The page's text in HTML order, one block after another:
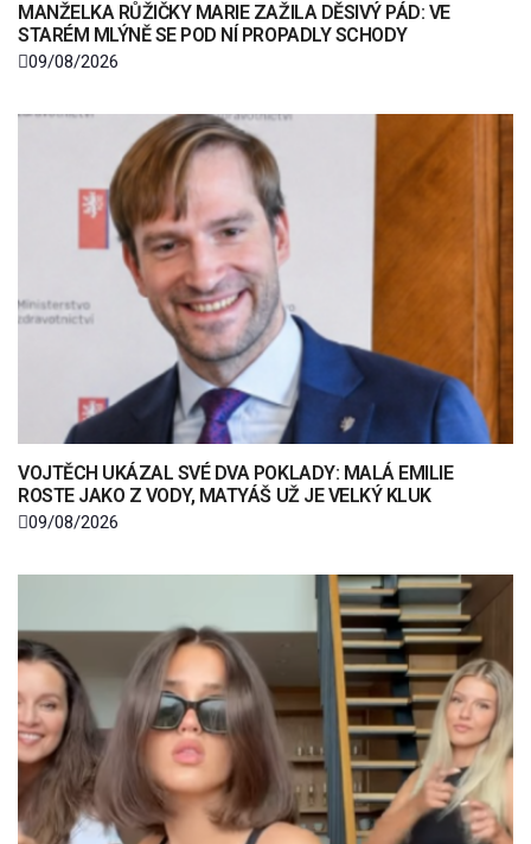
MANŽELKA RŮŽIČKY MARIE ZAŽILA DĚSIVÝ PÁD: VE
STARÉM MLÝNĚ SE POD NÍ PROPADLY SCHODY
09/08/2026
VOJTĚCH UKÁZAL SVÉ DVA POKLADY: MALÁ EMILIE
ROSTE JAKO Z VODY, MATYÁŠ UŽ JE VELKÝ KLUK
09/08/2026